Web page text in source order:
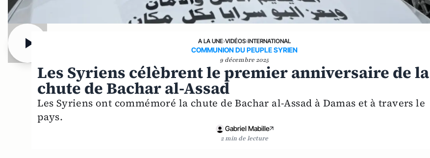
A LA UNE›VIDÉOS›INTERNATIONAL
COMMUNION DU PEUPLE SYRIEN
9 décembre 2025
Les Syriens célèbrent le premier anniversaire de la
chute de Bachar al-Assad
Les Syriens ont commémoré la chute de Bachar al-Assad à Damas et à travers le
pays.
Gabriel Mabille
2 min de lecture